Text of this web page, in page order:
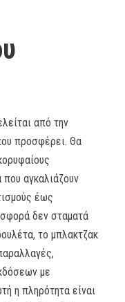
από την
προσφέρει. Θα
αγκαλιάζουν
έως
δεν σταματά
το μπλακτζακ
με
η πληρότητα είναι